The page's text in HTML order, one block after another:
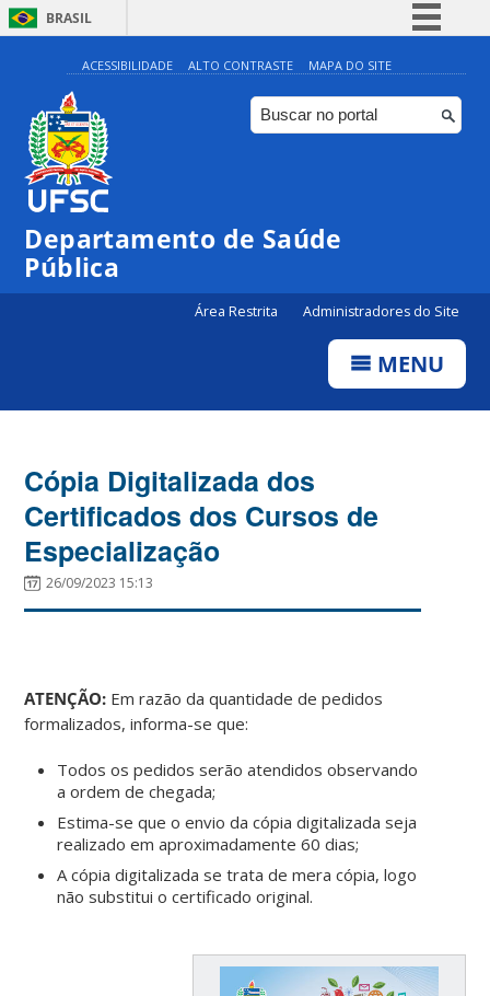
BRASIL
Simplifique!
Comunica BR
Participe
Canais
ACESSIBILIDADE ALTO CONTRASTE MAPA DO SITE
Departamento de Saúde
Pública
Área Restrita Administradores do Site
MENU
Cópia Digitalizada dos
Certificados dos Cursos de
Especialização
26/09/2023 15:13
ATENÇÃO: Em razão da quantidade de pedidos
formalizados, informa-se que:
Todos os pedidos serão atendidos observando
a ordem de chegada;
Estima-se que o envio da cópia digitalizada seja
realizado em aproximadamente 60 dias;
A cópia digitalizada se trata de mera cópia, logo
não substitui o certificado original.